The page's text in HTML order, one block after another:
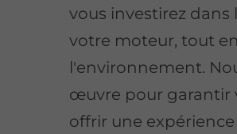
vous investirez
votre moteur, tout
l'environnement.
œuvre pour garantir
offrir une